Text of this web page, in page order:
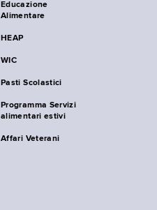
Educazione
Alimentare
HEAP
WIC
Pasti Scolastici
Programma Servizi
alimentari estivi
Affari Veterani